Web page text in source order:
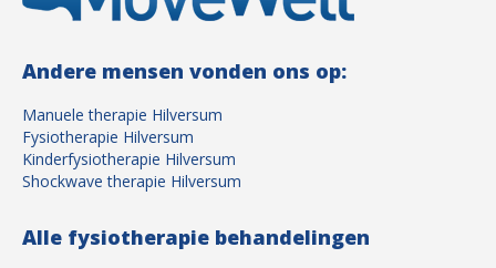
Andere mensen vonden ons op:
Manuele therapie Hilversum
Fysiotherapie Hilversum
Kinderfysiotherapie Hilversum
Shockwave therapie Hilversum
Alle fysiotherapie behandelingen